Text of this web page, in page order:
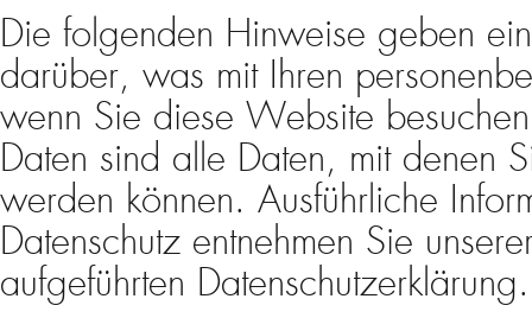
Die folgenden Hinweise geben
darüber, was mit Ihren
wenn Sie diese Website
Daten sind alle Daten, mit denen
werden können. Ausführliche
Datenschutz entnehmen Sie
aufgeführten Datenschutzerklärung.